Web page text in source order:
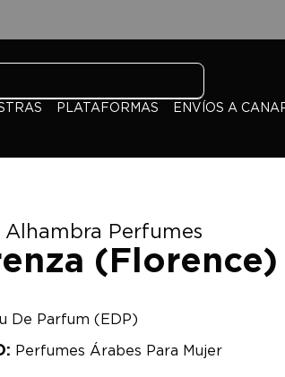
PLATAFORMAS
ENVÍOS A
Alhambra Perfumes
(Florence)
De Parfum (EDP)
Perfumes Árabes Para Mujer